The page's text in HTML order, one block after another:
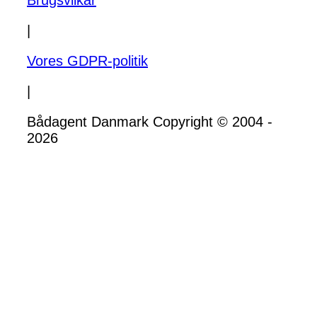
Vores GDPR-politik
Bådagent Danmark Copyright © 2004 -
2026